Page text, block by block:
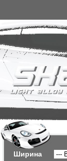
Ширина